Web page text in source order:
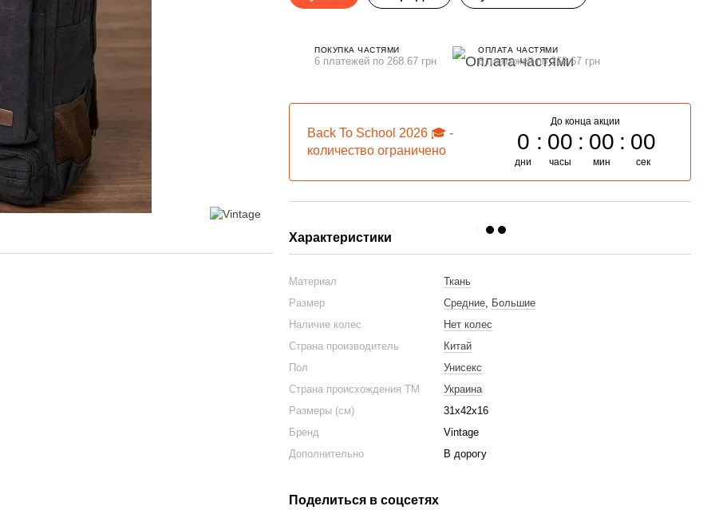
ПОКУПКА ЧАСТЯМИ
6 платежей по 268.67 грн
ОПЛАТА ЧАСТЯМИ
6 платежей по 268.67 грн
Back To School 2026 🎓 -
количество ограничено
До конца акции
0
дни
00
часы
00
мин
00
сек
Характеристики
Материал
Ткань
Размер
Средние, Большие
Наличие колес
Нет колес
Страна производитель
Китай
Пол
Унисекс
Страна происхождения ТМ
Украина
Размеры (см)
31x42x16
Бренд
Vintage
Дополнительно
В дорогу
Поделиться в соцсетях